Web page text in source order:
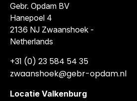
Gebr. Opdam BV
Hanepoel 4
2136 NJ Zwaanshoek -
Netherlands
+31 (0) 23 584 54 35
zwaanshoek@gebr-opdam.nl
Locatie Valkenburg